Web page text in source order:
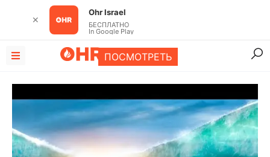
✕
Ohr Israel
БЕСПЛАТНО
In Google Play
ПОСМОТРЕТЬ